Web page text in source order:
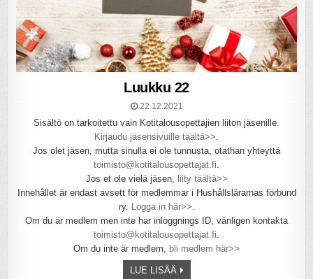
Luukku 22
22.12.2021
Sisältö on tarkoitettu vain Kotitalousopettajien liiton jäsenille.
Kirjaudu jäsensivuille täältä>>
Jos olet jäsen, mutta sinulla ei ole tunnusta, otathan yhteyttä
toimisto@kotitalousopettajat.fi
Jos et ole vielä jäsen, liity täältä>>
Innehållet är endast avsett för medlemmar i Hushållslärarnas förbund
ry. Logga in här>>
Om du är medlem men inte har inloggnings ID, vänligen kontakta
toimisto@kotitalousopettajat.fi
Om du inte är medlem, bli medlem här>>
LUE LISÄÄ